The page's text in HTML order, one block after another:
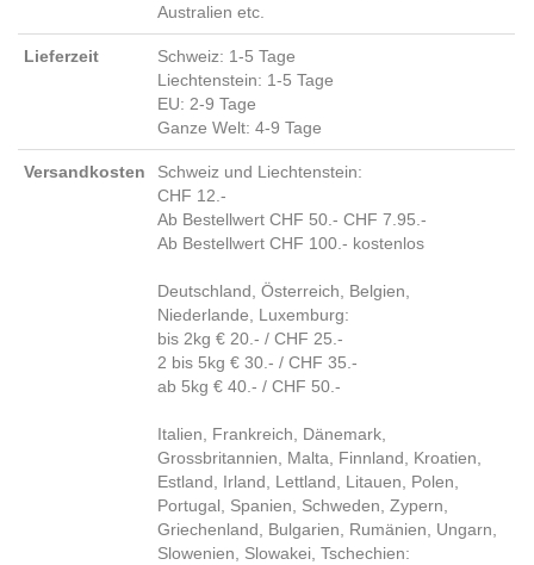
Australien etc.
Lieferzeit
Schweiz: 1-5 Tage
Liechtenstein: 1-5 Tage
EU: 2-9 Tage
Ganze Welt: 4-9 Tage
Versandkosten
Schweiz und Liechtenstein:
CHF 12.-
Ab Bestellwert CHF 50.- CHF 7.95.-
Ab Bestellwert CHF 100.- kostenlos
Deutschland, Österreich, Belgien,
Niederlande, Luxemburg:
bis 2kg € 20.- / CHF 25.-
2 bis 5kg € 30.- / CHF 35.-
ab 5kg € 40.- / CHF 50.-
Italien, Frankreich, Dänemark,
Grossbritannien, Malta, Finnland, Kroatien,
Estland, Irland, Lettland, Litauen, Polen,
Portugal, Spanien, Schweden, Zypern,
Griechenland, Bulgarien, Rumänien, Ungarn,
Slowenien, Slowakei, Tschechien: